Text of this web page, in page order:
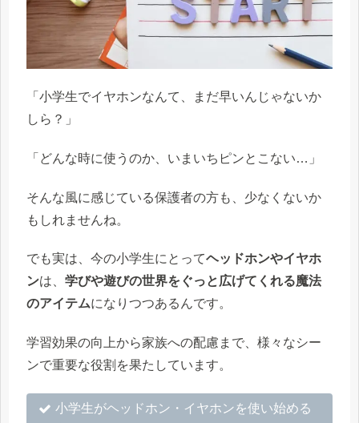
「小学生でイヤホンなんて、まだ早いんじゃないか
しら？」
「どんな時に使うのか、いまいちピンとこない…」
そんな風に感じている保護者の方も、少なくないか
もしれませんね。
でも実は、今の小学生にとってヘッドホンやイヤホ
ンは、 学びや遊びの世界をぐっと広げてくれる魔法
のアイテムになりつつあるんです。
学習効果の向上から家族への配慮まで、様々なシー
ンで重要な役割を果たしています。
小学生がヘッドホン・イヤホンを使い始める